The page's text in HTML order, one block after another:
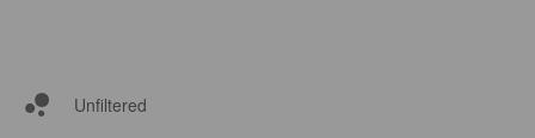
Unfiltered